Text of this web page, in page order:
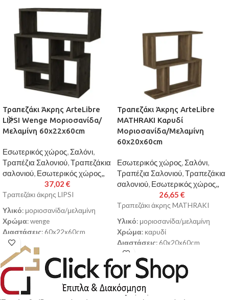
Τραπεζάκι Άκρης ArteLibre
LIPSI Wenge Μοριοσανίδα/
Μελαμίνη 60x22x60cm
Εσωτερικός χώρος, Σαλόνι,
Τραπέζια Σαλονιού,Τραπεζάκια
σαλονιού, Εσωτερικός χώρος,,
37,02 €
Τραπεζάκι άκρης LIPSI
Υλικό: μοριοσανίδα/μελαμίνη
Χρώμα: wenge
Διαστάσεις: 60x22x60cm
Σκελετός από υψηλής ποιότητας
μοριοσανίδα με επένδυση
μελαμίνης με αντοχή στη φθορά
και στο χρόνο
Παράγεται σύμφωνα με τα
Ευρωπαϊκά πρότυπα ποιότητας
Τραπεζάκι Άκρης ArteLibre
MATHRAKI Καρυδί
Μοριοσανίδα/Μελαμίνη
60x20x60cm
Εσωτερικός χώρος, Σαλόνι,
Τραπέζια Σαλονιού,Τραπεζάκια
σαλονιού, Εσωτερικός χώρος,,
26,65 €
Τραπεζάκι άκρης MATHRAKI
Υλικό: μοριοσανίδα/μελαμίνη
Χρώμα: καρυδί
Διαστάσεις: 60x20x60cm
Σκελετός από υψηλής ποιότητας
μοριοσανίδα με επένδυση
μελαμίνης με αντοχή στη φθορά
και στο χρόνο
Παράγεται σύμφωνα με τα